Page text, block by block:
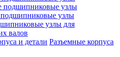
подшипниковые узлы
узлы
узлы для
валов
Разъемные корпуса